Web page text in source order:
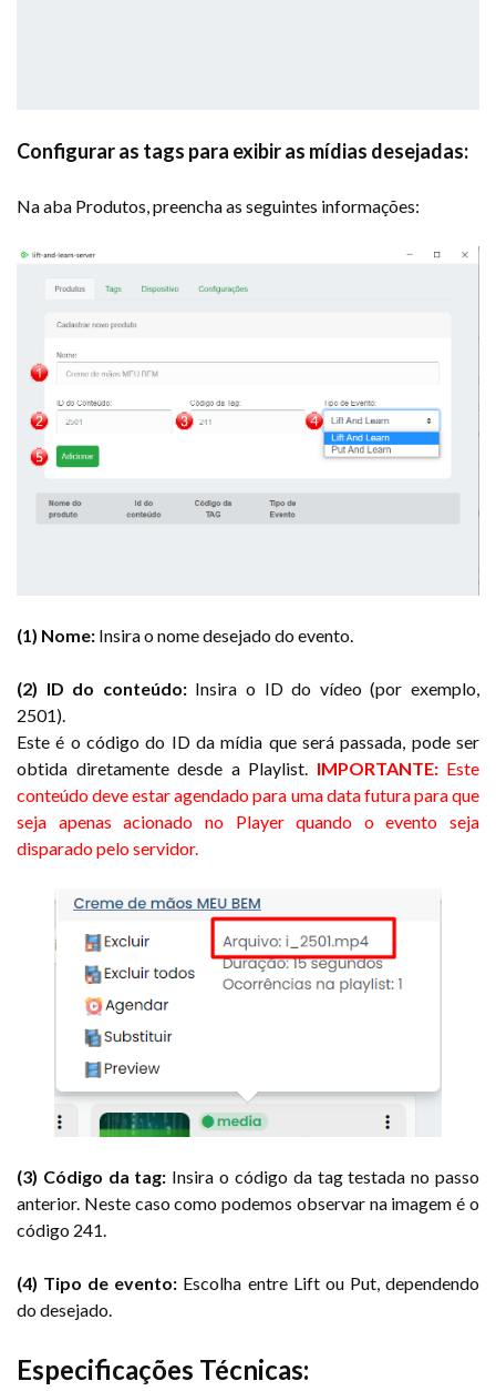
Configurar as tags para exibir as mídias desejadas:
Na aba Produtos, preencha as seguintes informações:
(1) Nome: Insira o nome desejado do evento.
(2) ID do conteúdo:Insira o ID do vídeo (por exemplo,
2501).
Este é o código do ID da mídia que será passada, pode ser
obtida diretamente desde a Playlist. IMPORTANTE:Este
conteúdo deve estar agendado para uma data futura para que
seja apenas acionado no Player quando o evento seja
disparado pelo servidor.
(3) Código da tag: Insira o código da tag testada no passo
anterior. Neste caso como podemos observar na imagem é o
código 241.
(4) Tipo de evento: Escolha entre Lift ou Put, dependendo
do desejado.
Especificações Técnicas: